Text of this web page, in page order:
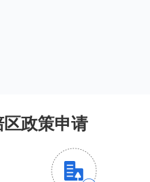
政策申请